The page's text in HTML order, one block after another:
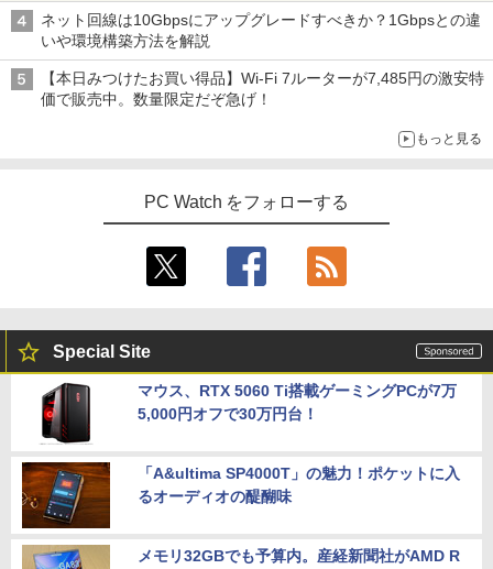
ネット回線は10Gbpsにアップグレードすべきか？1Gbpsとの違
いや環境構築方法を解説
【本日みつけたお買い得品】Wi-Fi 7ルーターが7,485円の激安特
価で販売中。数量限定だぞ急げ！
もっと見る
PC Watch をフォローする
Special Site
マウス、RTX 5060 Ti搭載ゲーミングPCが7万
5,000円オフで30万円台！
「A&ultima SP4000T」の魅力！ポケットに入
るオーディオの醍醐味
メモリ32GBでも予算内。産経新聞社がAMD R